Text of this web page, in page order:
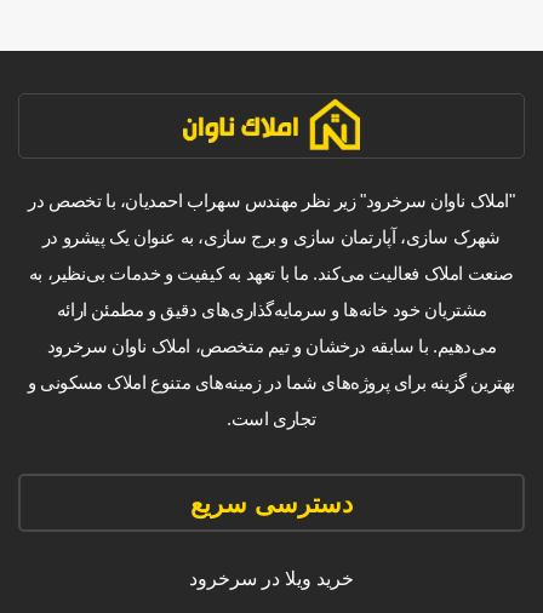
"املاک ناوان سرخرود" زیر نظر مهندس سهراب احمدیان، با تخصص در
شهرک سازی، آپارتمان سازی و برج سازی، به عنوان یک پیشرو در
صنعت املاک فعالیت می‌کند. ما با تعهد به کیفیت و خدمات بی‌نظیر، به
مشتریان خود خانه‌ها و سرمایه‌گذاری‌های دقیق و مطمئن ارائه
می‌دهیم. با سابقه درخشان و تیم متخصص، املاک ناوان سرخرود
بهترین گزینه برای پروژه‌های شما در زمینه‌های متنوع املاک مسکونی و
تجاری است.
دسترسی سریع
خرید ویلا در سرخرود